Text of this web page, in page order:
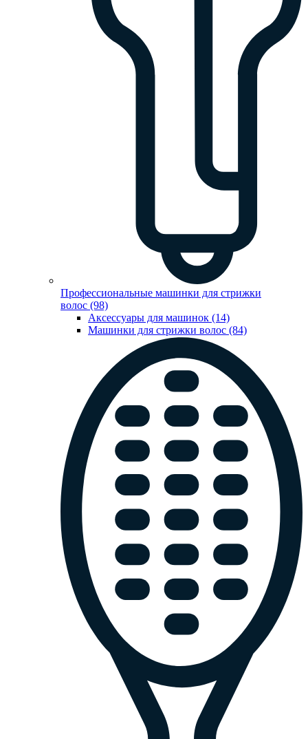
Профессиональные машинки для стрижки
волос (98)
Аксессуары для машинок (14)
Машинки для стрижки волос (84)